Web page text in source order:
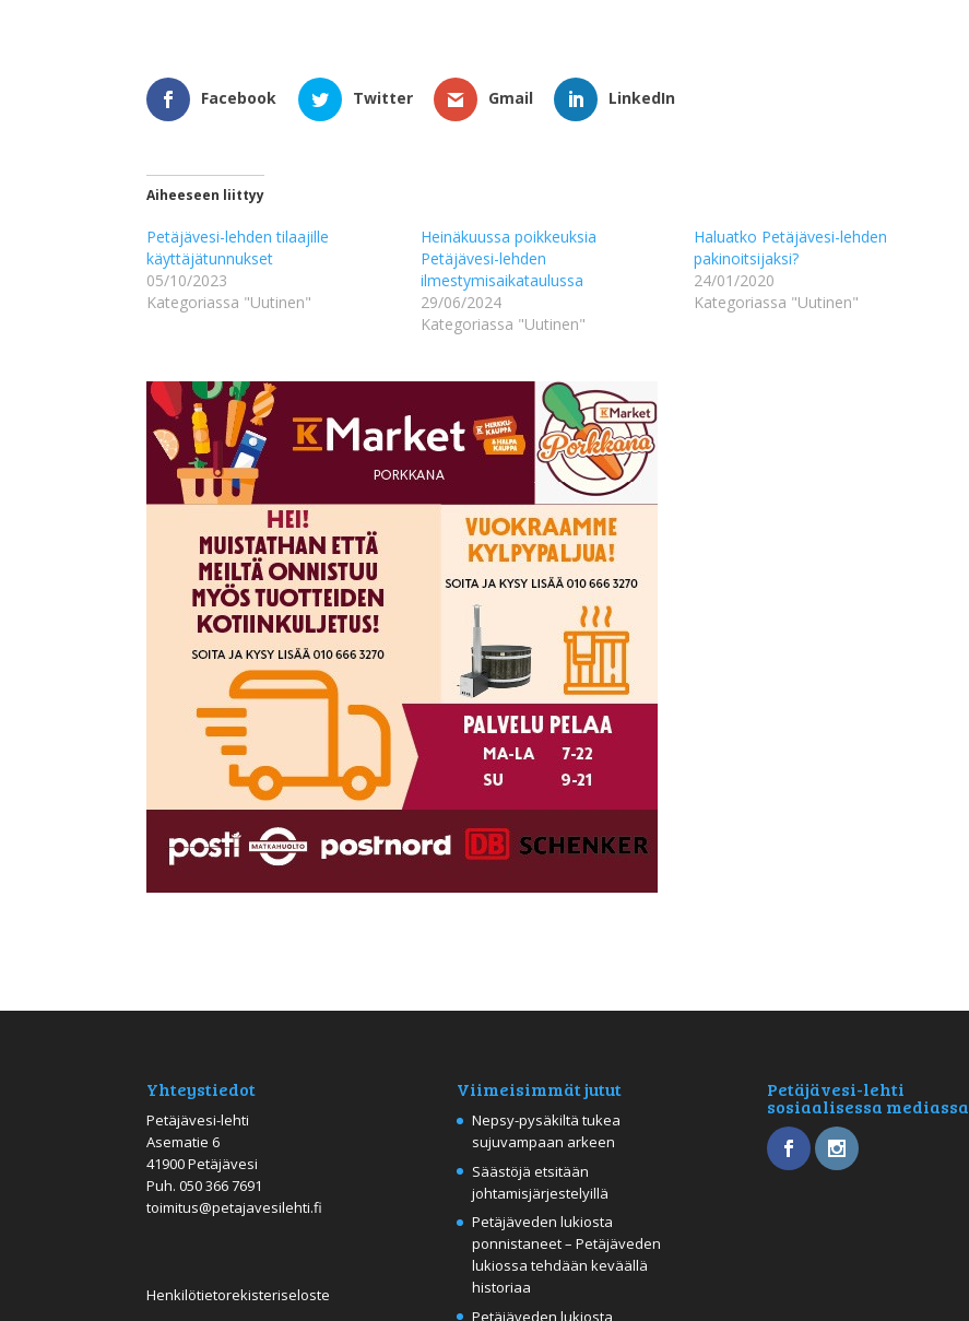
Facebook Twitter Gmail LinkedIn
Aiheeseen liittyy
Petäjävesi-lehden tilaajille
käyttäjätunnukset
05/10/2023
Kategoriassa "Uutinen"
Heinäkuussa poikkeuksia
Petäjävesi-lehden
ilmestymisaikataulussa
29/06/2024
Kategoriassa "Uutinen"
Haluatko Petäjävesi-lehden
pakinoitsijaksi?
24/01/2020
Kategoriassa "Uutinen"
Yhteystiedot
Petäjävesi-lehti
Asematie 6
41900 Petäjävesi
Puh.050 366 7691
toimitus@petajavesilehti.fi
Henkilötietorekisteriseloste
Viimeisimmät jutut
Nepsy-pysäkiltä tukea
sujuvampaan arkeen
Säästöjä etsitään
johtamisjärjestelyillä
Petäjäveden lukiosta
ponnistaneet – Petäjäveden
lukiossa tehdään keväällä
historiaa
Petäjäveden lukiosta
Petäjävesi-lehti
sosiaalisessa mediassa